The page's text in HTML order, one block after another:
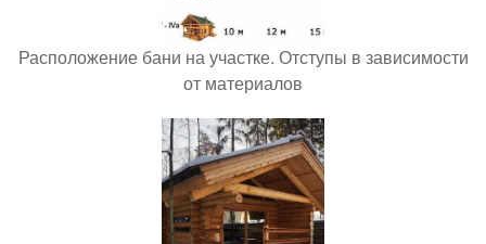
Расположение бани на участке. Отступы в зависимости
от материалов